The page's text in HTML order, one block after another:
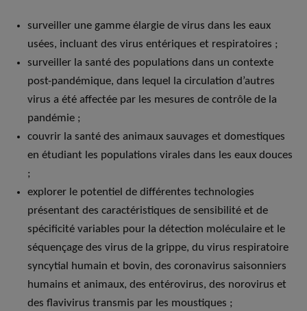
surveiller une gamme élargie de virus dans les eaux
usées, incluant des virus entériques et respiratoires ;
surveiller la santé des populations dans un contexte
post-pandémique, dans lequel la circulation d’autres
virus a été affectée par les mesures de contrôle de la
pandémie ;
couvrir la santé des animaux sauvages et domestiques
en étudiant les populations virales dans les eaux douces
;
explorer le potentiel de différentes technologies
présentant des caractéristiques de sensibilité et de
spécificité variables pour la détection moléculaire et le
séquençage des virus de la grippe, du virus respiratoire
syncytial humain et bovin, des coronavirus saisonniers
humains et animaux, des entérovirus, des norovirus et
des flavivirus transmis par les moustiques ;